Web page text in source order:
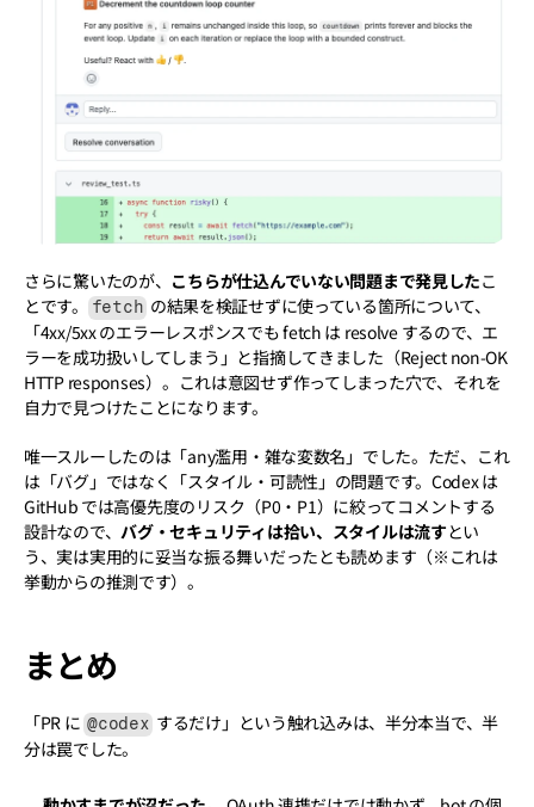
さらに驚いたのが、 こちらが仕込んでいない問題まで発見したこ
とです。
fetch の結果を検証せずに使っている箇所について、
「4xx/5xx のエラーレスポンスでも fetch は resolve するので、エ
ラーを成功扱いしてしまう」と指摘してきました（Reject non-OK
HTTP responses）。これは意図せず作ってしまった穴で、それを
自力で見つけたことになります。
唯一スルーしたのは「any濫用・雑な変数名」でした。ただ、これ
は「バグ」ではなく「スタイル・可読性」の問題です。Codex は
GitHub では高優先度のリスク（P0・P1）に絞ってコメントする
設計なので、バグ・セキュリティは拾い、スタイルは流すとい
う、実は実用的に妥当な振る舞いだったとも読めます（※これは
挙動からの推測です）。
まとめ
「PR に @codex するだけ」という触れ込みは、半分本当で、半
分は罠でした。